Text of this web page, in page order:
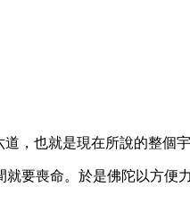
，也就是現在所說的整個宇
喪命。於是佛陀以方便